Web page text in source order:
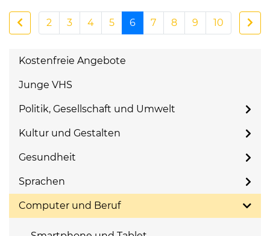
2 3 4 5 6 7 8 9 10
Kostenfreie Angebote
Junge VHS
Politik, Gesellschaft und Umwelt
Kultur und Gestalten
Gesundheit
Sprachen
Computer und Beruf